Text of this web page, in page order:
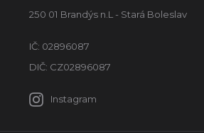
250 01 Brandýs n.L - Stará Boleslav
IČ: 02896087
DIČ: CZ02896087
Instagram